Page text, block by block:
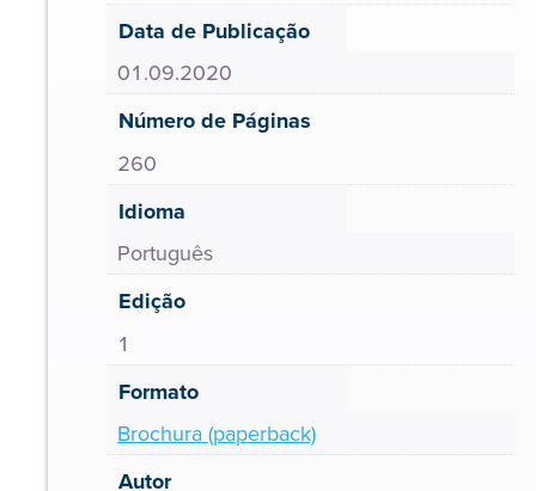
Data de Publicação
01.09.2020
Número de Páginas
260
Idioma
Português
Edição
1
Formato
Brochura (paperback)
Autor